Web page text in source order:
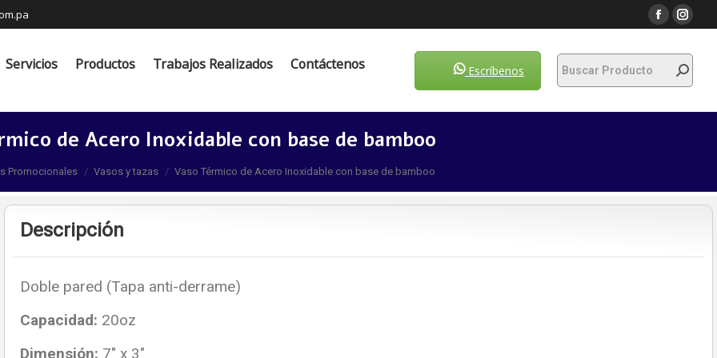
Servicios Productos Trabajos Realizados Contáctenos Escríbenos
de Acero Inoxidable con base de bamboo
Promocionales Vasos y tazas Vaso Térmico de Acero Inoxidable con base de bamboo
Descripción
Doble pared (Tapa anti-derrame)
Capacidad: 20oz
Dimensión: 7″ x 3″
Productos Escríbenos